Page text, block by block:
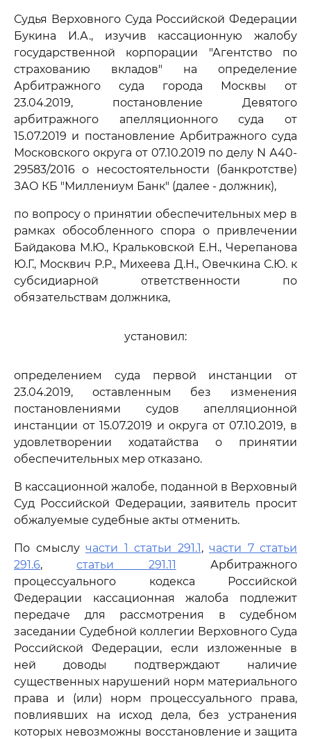
Судья Верховного Суда Российской Федерации
Букина И.А., изучив кассационную жалобу
государственной корпорации "Агентство по
страхованию вкладов" на определение
Арбитражного суда города Москвы от
23.04.2019, постановление Девятого
арбитражного апелляционного суда от
15.07.2019 и постановление Арбитражного суда
Московского округа от 07.10.2019 по делу N А40-
29583/2016 о несостоятельности (банкротстве)
ЗАО КБ "Миллениум Банк" (далее - должник),
по вопросу о принятии обеспечительных мер в
рамках обособленного спора о привлечении
Байдакова М.Ю., Кральковской Е.Н., Черепанова
Ю.Г., Москвич Р.Р., Михеева Д.Н., Овечкина С.Ю. к
субсидиарной ответственности по
обязательствам должника,
установил:
определением суда первой инстанции от
23.04.2019, оставленным без изменения
постановлениями судов апелляционной
инстанции от 15.07.2019 и округа от 07.10.2019, в
удовлетворении ходатайства о принятии
обеспечительных мер отказано.
В кассационной жалобе, поданной в Верховный
Суд Российской Федерации, заявитель просит
обжалуемые судебные акты отменить.
По смыслу части 1 статьи 291.1, части 7 статьи
291.6,статьи 291.11 Арбитражного
процессуального кодекса Российской
Федерации кассационная жалоба подлежит
передаче для рассмотрения в судебном
заседании Судебной коллегии Верховного Суда
Российской Федерации, если изложенные в
ней доводы подтверждают наличие
существенных нарушений норм материального
права и (или) норм процессуального права,
повлиявших на исход дела, без устранения
которых невозможны восстановление и защита